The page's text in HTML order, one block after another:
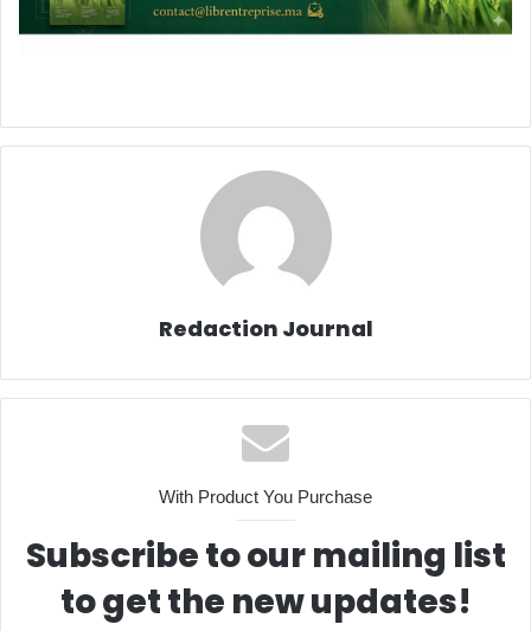
Redaction Journal
With Product You Purchase
Subscribe to our mailing list
to get the new updates!